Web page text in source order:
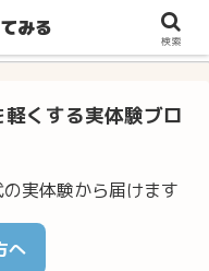
らの暮らしをラクに整え
くする実体験ブロ
実体験から届けます
へ
みる
検索